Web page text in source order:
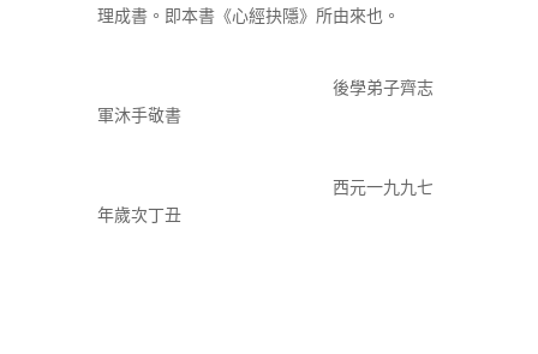
理成書。即本書《心經抉隱》所由來也。
後學弟子齊志
軍沐手敬書
西元一九九七
年歲次丁丑